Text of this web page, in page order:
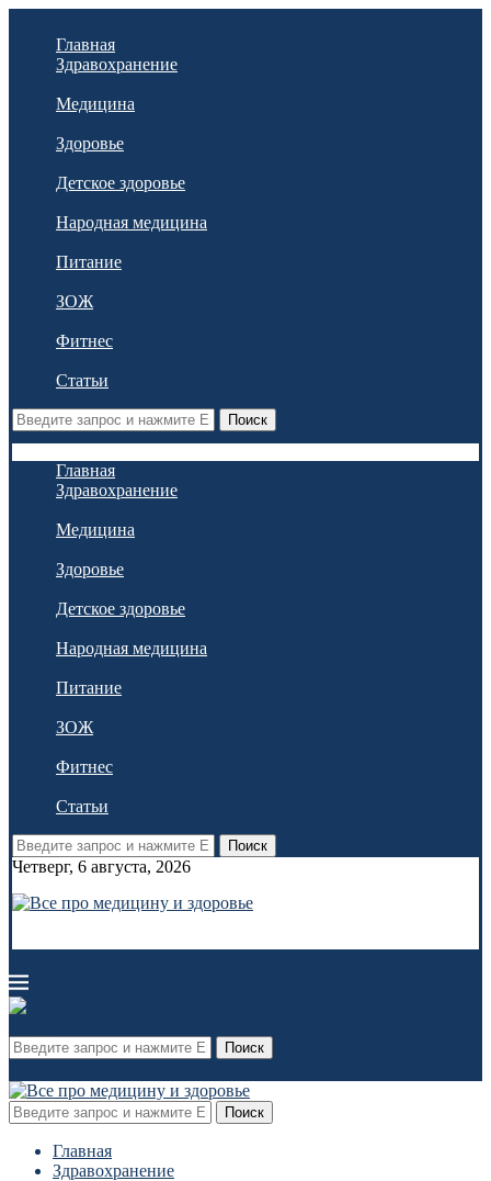
Главная
Здравохранение
Медицина
Здоровье
Детское здоровье
Народная медицина
Питание
ЗОЖ
Фитнес
Статьи
Поиск
Главная
Здравохранение
Медицина
Здоровье
Детское здоровье
Народная медицина
Питание
ЗОЖ
Фитнес
Статьи
Поиск
Четверг, 6 августа, 2026
Поиск
Поиск
Главная
Здравохранение